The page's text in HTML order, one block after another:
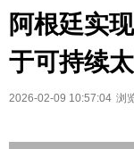
阿根廷实
于可持续
2026-02-09 10:57:04 浏